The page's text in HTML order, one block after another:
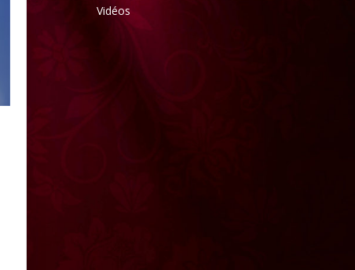
Vidéos